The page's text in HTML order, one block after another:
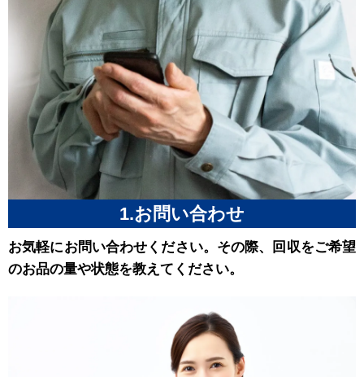
1.お問い合わせ
お気軽にお問い合わせください。その際、回収をご希望
のお品の量や状態を教えてください。